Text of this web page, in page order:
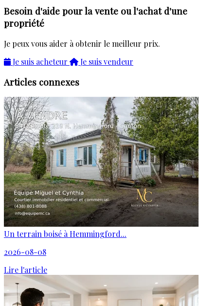
Besoin d'aide pour la vente ou l'achat d'une
propriété
Je peux vous aider à obtenir le meilleur prix.
Je suis acheteur
Je suis vendeur
Articles connexes
Un terrain boisé à Hemmingford...
2026-08-08
Lire l'article